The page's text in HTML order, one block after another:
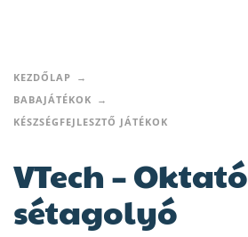
KEZDŐLAP
BABAJÁTÉKOK
KÉSZSÉGFEJLESZTŐ JÁTÉKOK
VTech – Oktató
sétagolyó